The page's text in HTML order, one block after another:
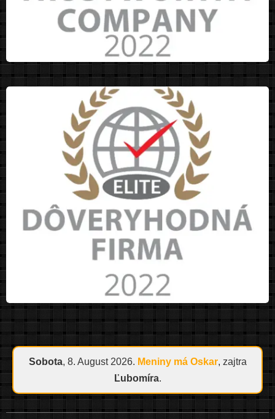
Sobota, 8. August 2026. Meniny má Oskar, zajtra
Ľubomíra.